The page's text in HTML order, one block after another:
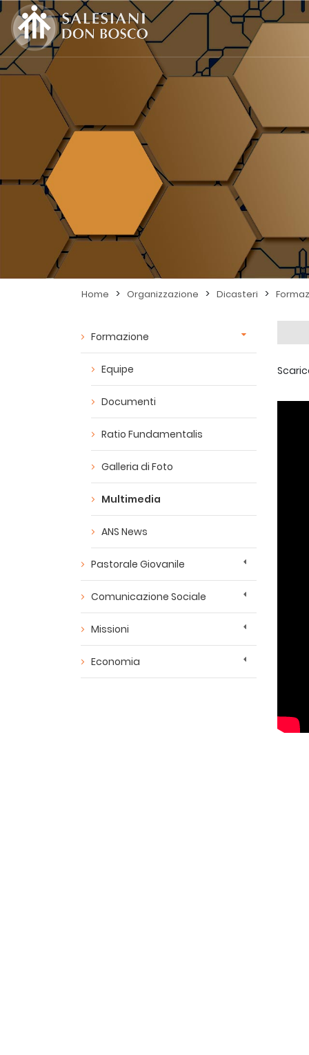
Home > Organizzazione > Dicasteri >
Formazione
Equipe
Documenti
Ratio Fundamentalis
Galleria di Foto
Multimedia
ANS News
Pastorale Giovanile
Comunicazione Sociale
Missioni
Economia